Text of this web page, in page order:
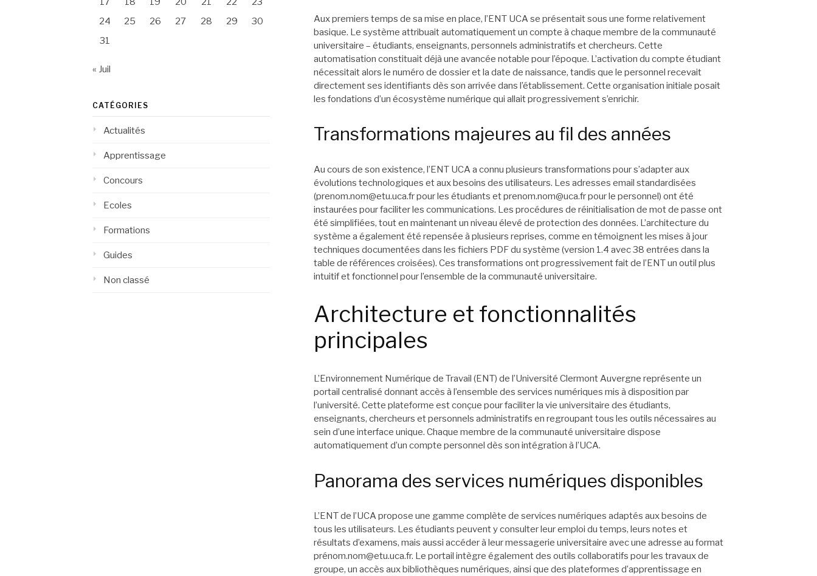
Aux premiers temps de sa mise en place, l’ENT UCA se présentait sous une forme relativement
basique. Le système attribuait automatiquement un compte à chaque membre de la communauté
universitaire – étudiants, enseignants, personnels administratifs et chercheurs. Cette
automatisation constituait déjà une avancée notable pour l’époque. L’activation du compte étudiant
nécessitait alors le numéro de dossier et la date de naissance, tandis que le personnel recevait
directement ses identifiants dès son arrivée dans l’établissement. Cette organisation initiale posait
les fondations d’un écosystème numérique qui allait progressivement s’enrichir.
Transformations majeures au fil des années
Au cours de son existence, l’ENT UCA a connu plusieurs transformations pour s’adapter aux
évolutions technologiques et aux besoins des utilisateurs. Les adresses email standardisées
(prenom.nom@etu.uca.frpour les étudiants etprenom.nom@uca.frpour le personnel) ont été
instaurées pour faciliter les communications. Les procédures de réinitialisation de mot de passe ont
été simplifiées, tout en maintenant un niveau élevé de protection des données. L’architecture du
système a également été repensée à plusieurs reprises, comme en témoignent les mises à jour
techniques documentées dans les fichiers PDF du système (version 1.4 avec 38 entrées dans la
table de références croisées). Ces transformations ont progressivement fait de l’ENT un outil plus
intuitif et fonctionnel pour l’ensemble de la communauté universitaire.
Architecture et fonctionnalités
principales
L’Environnement Numérique de Travail (ENT) de l’Université Clermont Auvergne représente un
portail centralisé donnant accès à l’ensemble des services numériques mis à disposition par
l’université. Cette plateforme est conçue pour faciliter la vie universitaire des étudiants,
enseignants, chercheurs et personnels administratifs en regroupant tous les outils nécessaires au
sein d’une interface unique. Chaque membre de la communauté universitaire dispose
automatiquement d’un compte personnel dès son intégration à l’UCA.
Panorama des services numériques disponibles
L’ENT de l’UCA propose une gamme complète de services numériques adaptés aux besoins de
tous les utilisateurs. Les étudiants peuvent y consulter leur emploi du temps, leurs notes et
résultats d’examens, mais aussi accéder à leur messagerie universitaire avec une adresse au format
prénom.nom@etu.uca.fr. Le portail intègre également des outils collaboratifs pour les travaux de
groupe, un accès aux bibliothèques numériques, ainsi que des plateformes d’apprentissage en
24
25 26 27 28 29
30
31
« Juil
CATÉGORIES
Actualités
Apprentissage
Concours
Ecoles
Formations
Guides
Non classé